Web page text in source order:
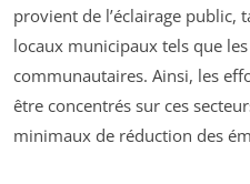
provient de l’éclairage public,
locaux municipaux tels que
communautaires. Ainsi, les
être concentrés sur ces
minimaux de réduction des